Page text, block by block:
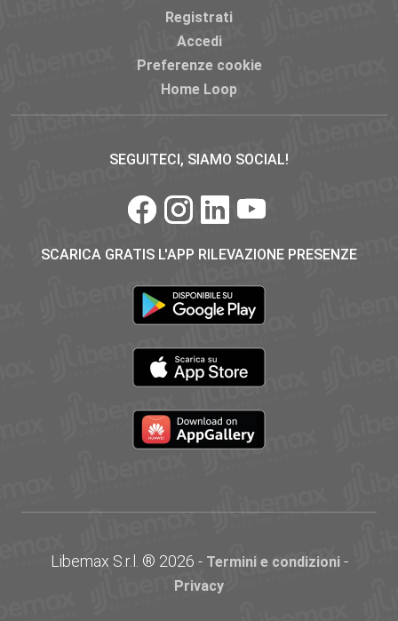
Registrati
Accedi
Preferenze cookie
Home Loop
SEGUITECI, SIAMO SOCIAL!
SCARICA GRATIS L'APP RILEVAZIONE PRESENZE
Libemax S.r.l. ® 2026 - Termini e condizioni-
Privacy